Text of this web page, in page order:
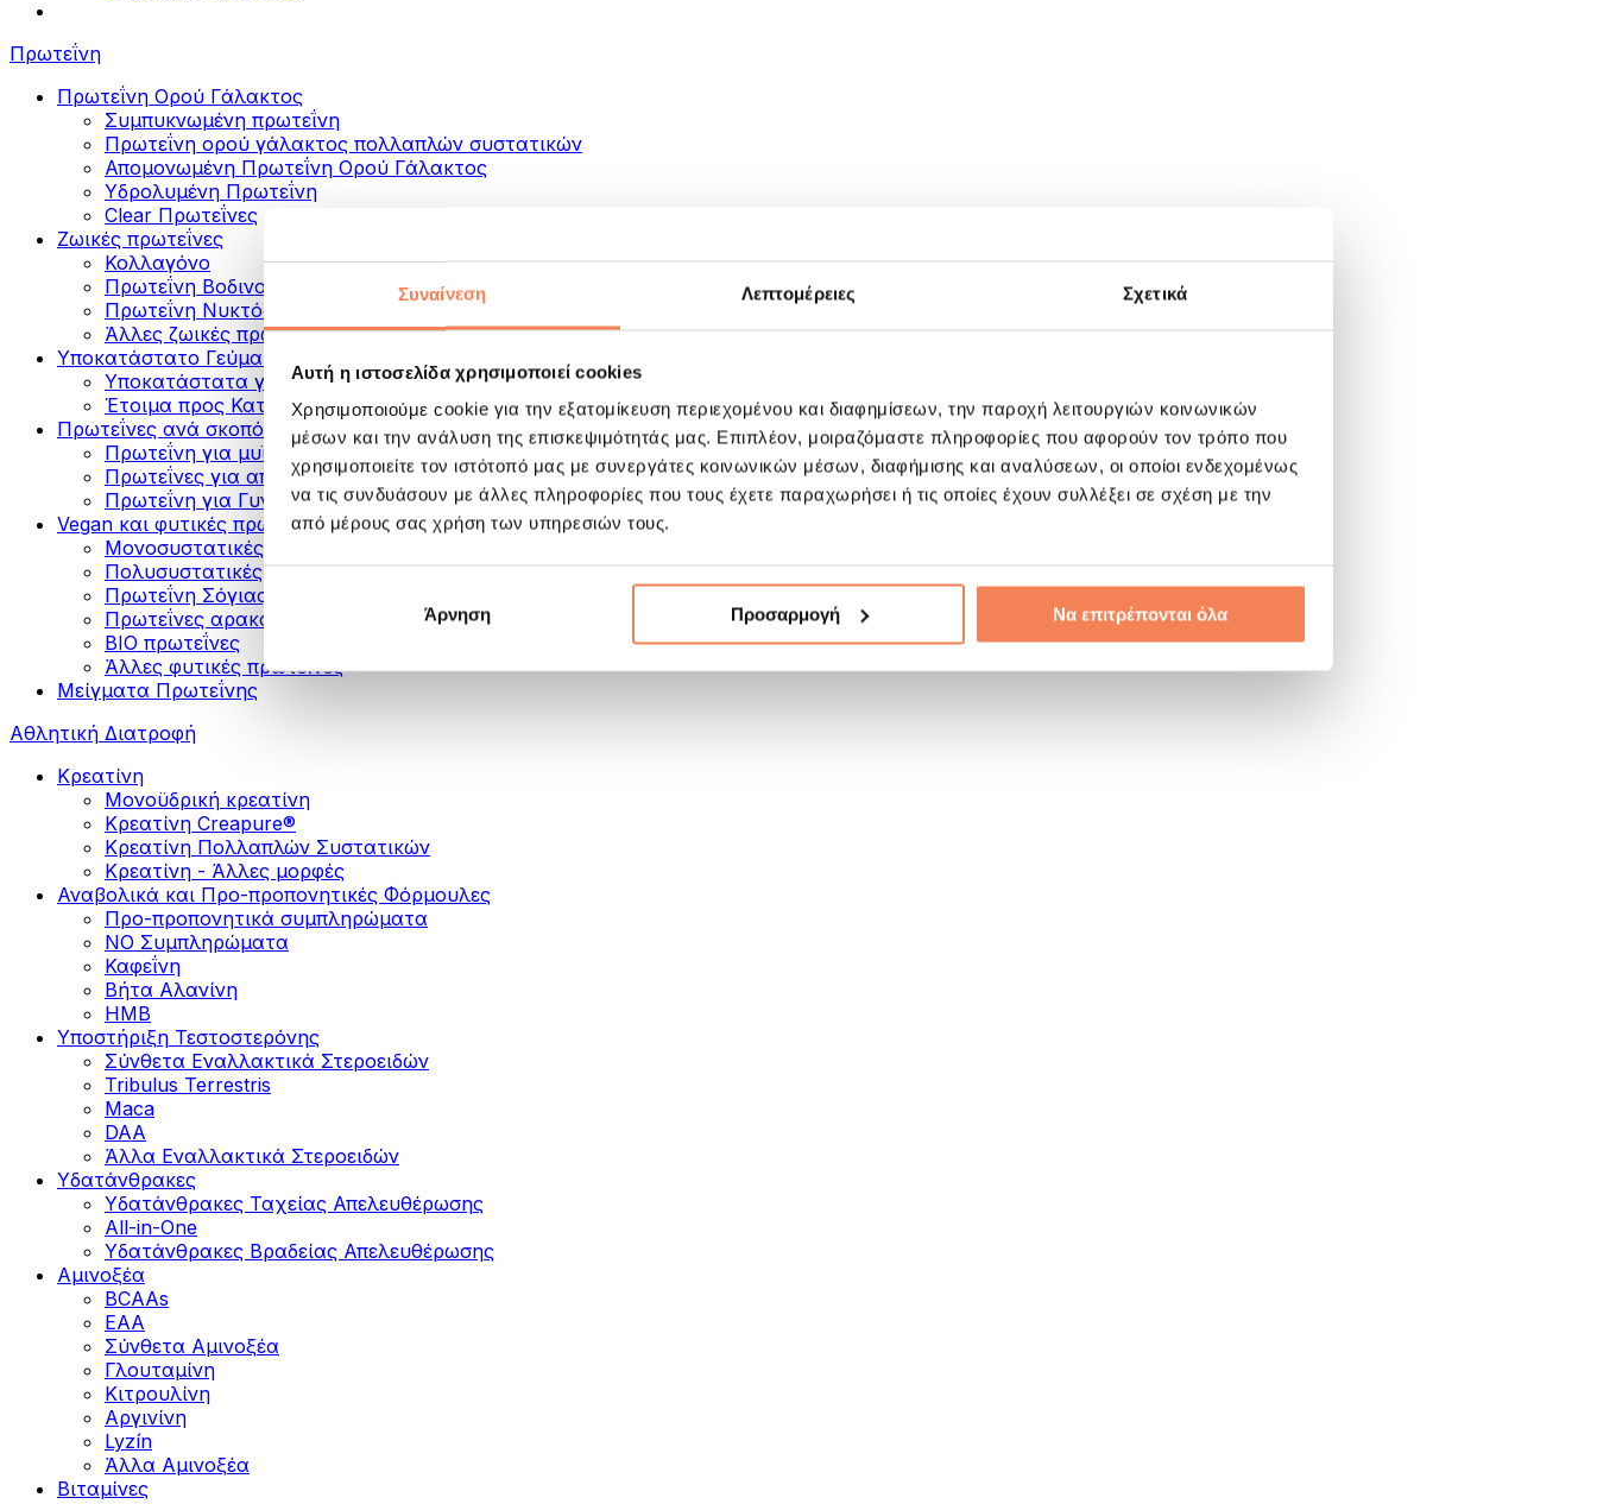
Συναίνεση Λεπτομέρειες Σχετικά
Αυτή η ιστοσελίδα χρησιμοποιεί cookies
Χρησιμοποιούμε cookie για την εξατομίκευση περιεχομένου και διαφημίσεων, την παροχή λειτουργιών κοινωνικών
μέσων και την ανάλυση της επισκεψιμότητάς μας. Επιπλέον, μοιραζόμαστε πληροφορίες που αφορούν τον τρόπο που
χρησιμοποιείτε τον ιστότοπό μας με συνεργάτες κοινωνικών μέσων, διαφήμισης και αναλύσεων, οι οποίοι ενδεχομένως
να τις συνδυάσουν με άλλες πληροφορίες που τους έχετε παραχωρήσει ή τις οποίες έχουν συλλέξει σε σχέση με την
από μέρους σας χρήση των υπηρεσιών τους.
Άρνηση Προσαρμογή Να επιτρέπονται όλα
Πρωτεΐνη
Πρωτεΐνη Ορού Γάλακτος
Συμπυκνωμένη πρωτεΐνη
Πρωτεΐνη ορού γάλακτος πολλαπλών συστατικών
Απομονωμένη Πρωτεΐνη Ορού Γάλακτος
Υδρολυμένη Πρωτεΐνη
Clear Πρωτεΐνες
Ζωικές πρωτεΐνες
Κολλαγόνο
Πρωτεΐνη Βοδινού
Πρωτεΐνη Νυκτός
Άλλες ζωικές πρωτεΐνες
Υποκατάστατο Γεύματος
Υποκατάστατα γεύματος σε σκόνη
Έτοιμα προς Κατανάλωση Πρωτεϊνικά Ροφήματα
Πρωτεΐνες ανά σκοπό
Πρωτεΐνη για μυϊκή ανάπτυξη
Πρωτεΐνες για απώλεια βάρους
Πρωτεΐνη για Γυναίκες
Vegan και φυτικές πρωτεΐνες
Μονοσυστατικές Φυτικές Πρωτεΐνες
Πολυσυστατικές Φυτικές Πρωτεΐνες
Πρωτεΐνη Σόγιας
Πρωτεΐνες αρακά
ΒIO πρωτεΐνες
Άλλες φυτικές πρωτεΐνες
Μείγματα Πρωτεΐνης
Αθλητική Διατροφή
Κρεατίνη
Μονοϋδρική κρεατίνη
Κρεατίνη Creapure®
Κρεατίνη Πολλαπλών Συστατικών
Κρεατίνη - Άλλες μορφές
Αναβολικά και Προ-προπονητικές Φόρμουλες
Προ-προπονητικά συμπληρώματα
ΝΟ Συμπληρώματα
Καφεΐνη
Βήτα Αλανίνη
HMB
Υποστήριξη Τεστοστερόνης
Σύνθετα Εναλλακτικά Στεροειδών
Tribulus Terrestris
Maca
DAA
Άλλα Εναλλακτικά Στεροειδών
Υδατάνθρακες
Υδατάνθρακες Ταχείας Απελευθέρωσης
All-in-One
Υδατάνθρακες Βραδείας Απελευθέρωσης
Αμινοξέα
BCAAs
EAA
Σύνθετα Αμινοξέα
Γλουταμίνη
Κιτρουλίνη
Αργινίνη
Lyzín
Άλλα Αμινοξέα
Βιταμίνες